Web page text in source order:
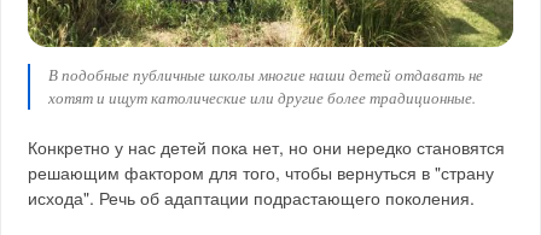
В подобные публичные школы многие наши детей отдавать не
хотят и ищут католические или другие более традиционные.
Конкретно у нас детей пока нет, но они нередко становятся
решающим фактором для того, чтобы вернуться в "страну
исхода". Речь об адаптации подрастающего поколения.